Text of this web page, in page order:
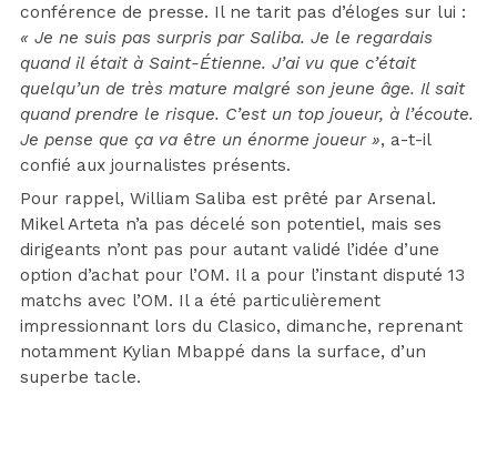
conférence de presse. Il ne tarit pas d’éloges sur lui :
« Je ne suis pas surpris par Saliba. Je le regardais
quand il était à Saint-Étienne. J’ai vu que c’était
quelqu’un de très mature malgré son jeune âge. Il sait
quand prendre le risque. C’est un top joueur, à l’écoute.
Je pense que ça va être un énorme joueur », a-t-il
confié aux journalistes présents.
Pour rappel, William Saliba est prêté par Arsenal.
Mikel Arteta n’a pas décelé son potentiel, mais ses
dirigeants n’ont pas pour autant validé l’idée d’une
option d’achat pour l’OM. Il a pour l’instant disputé 13
matchs avec l’OM. Il a été particulièrement
impressionnant lors du Clasico, dimanche, reprenant
notamment Kylian Mbappé dans la surface, d’un
superbe tacle.